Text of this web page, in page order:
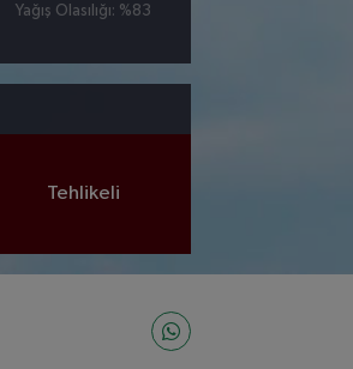
Yağış Olasılığı: %83
Tehlikeli